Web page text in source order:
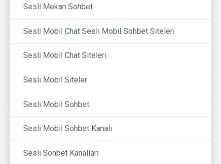
Sesli Mekan Sohbet
Sesli Mobil Chat Sesli Mobil Sohbet Siteleri
Sesli Mobil Chat Siteleri
Sesli Mobil Siteler
Sesli Mobil Sohbet
Sesli Mobil Sohbet Kanalı
Sesli Sohbet Kanalları